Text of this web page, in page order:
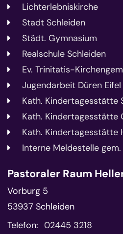
Lichterlebniskirche
Stadt Schleiden
Städt. Gymnasium
Realschule Schleiden
Ev. Trinitatis-
Jugendarbeit Düren Eifel
Kath. Kindertagesstätte
Kath. Kindertagesstätte
Kath. Kindertagesstätte
Interne Meldestelle
Pastoraler Raum
Vorburg 5
53937 Schleiden
Telefon: 02445 3218